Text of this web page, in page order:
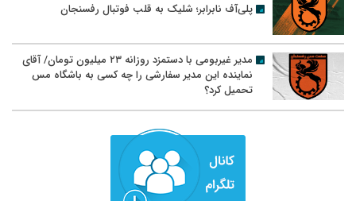
پلی‌آف نابرابر؛ شلیک به قلب فوتبال رفسنجان
مدیر غیربومی با دستمزد روزانه ۲۳ میلیون تومان/ آقای
نماینده این مدیر سفارشی را چه کسی به باشگاه مس
تحمیل کرد؟